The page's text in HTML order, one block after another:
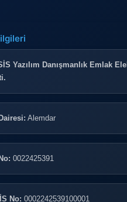
Yazılım Danışmanlık Emlak
Alemdar
0022425391
No: 0002242539100001